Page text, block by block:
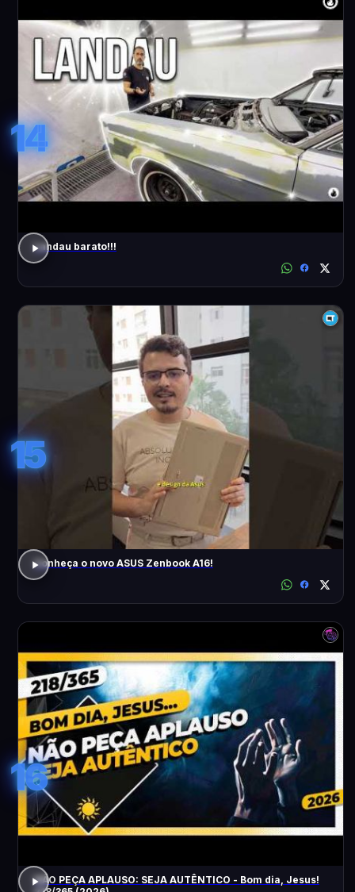
14
Landau barato!!!
15
Conheça o novo ASUS Zenbook A16!
16
NÃO PEÇA APLAUSO: SEJA AUTÊNTICO - Bom dia, Jesus!